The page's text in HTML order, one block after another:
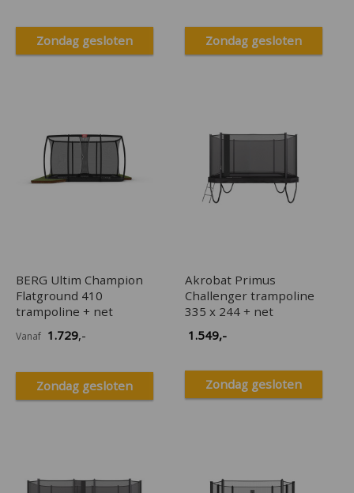
Zondag gesloten Zondag gesloten
BERG Ultim Champion
Flatground 410
trampoline + net
Vanaf 1.729,-
Zondag gesloten
Akrobat Primus
Challenger trampoline
335 x 244 + net
1.549,-
Zondag gesloten